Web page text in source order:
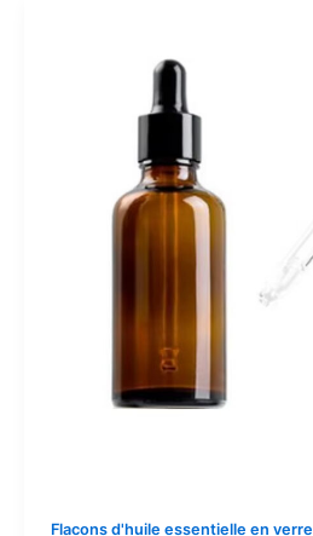
Flacons d'huile essentielle en verre